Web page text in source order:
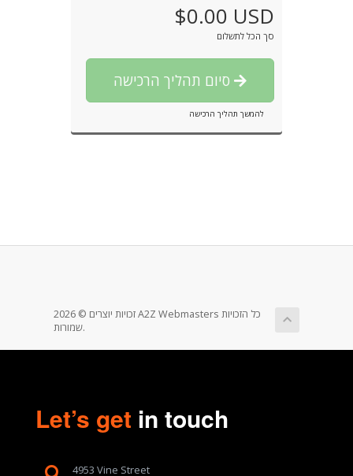
$0.00 USD
סך הכל לתשלום
סיום תהליך הרכישה
להמשך תהליך הרכישה
זכויות יוצרים © 2026 A2Z Webmasters כל הזכויות
שמורות.
Let’s get in touch
4953 Vine Street